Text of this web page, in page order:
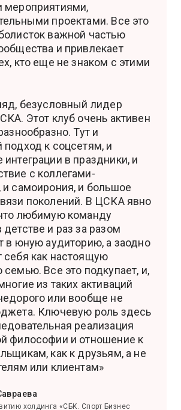
мероприятиями,
проектами. Все это
важной частью
и привлекает
кто еще не знаком с этими
безусловный лидер
Этот клуб очень активен
Тут и
подход к соцсетям, и
в праздники, и
с коллегами-
самоирония, и большое
поколений. В ЦСКА явно
любимую команду
и раз за разом
в юную аудиторию, а заодно
себя как настоящую
семью. Все это подкупает, и,
из таких активаций
или вообще не
Ключевую роль здесь
реализация
философии и отношение к
как к друзьям, а не
или клиентам»
холдинга «СБК. Спорт Бизнес